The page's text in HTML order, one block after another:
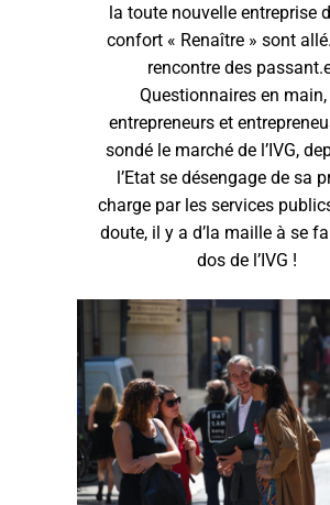
la toute nouvelle entreprise
confort « Renaître » sont
rencontre des
Questionnaires en
entrepreneurs et
sondé le marché de l’IVG,
l’Etat se désengage de sa
charge par les services
doute, il y a d’la maille à se
dos de l’IVG !